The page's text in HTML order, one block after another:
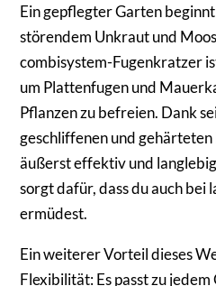
Ein gepflegter Garten
störendem Unkraut und
combisystem-Fugenkratzer
um Plattenfugen und
Pflanzen zu befreien. Dank
geschliffenen und
äußerst effektiv und
sorgt dafür, dass du auch bei
ermüdest.
Ein weiterer Vorteil dieses
Flexibilität: Es passt zu